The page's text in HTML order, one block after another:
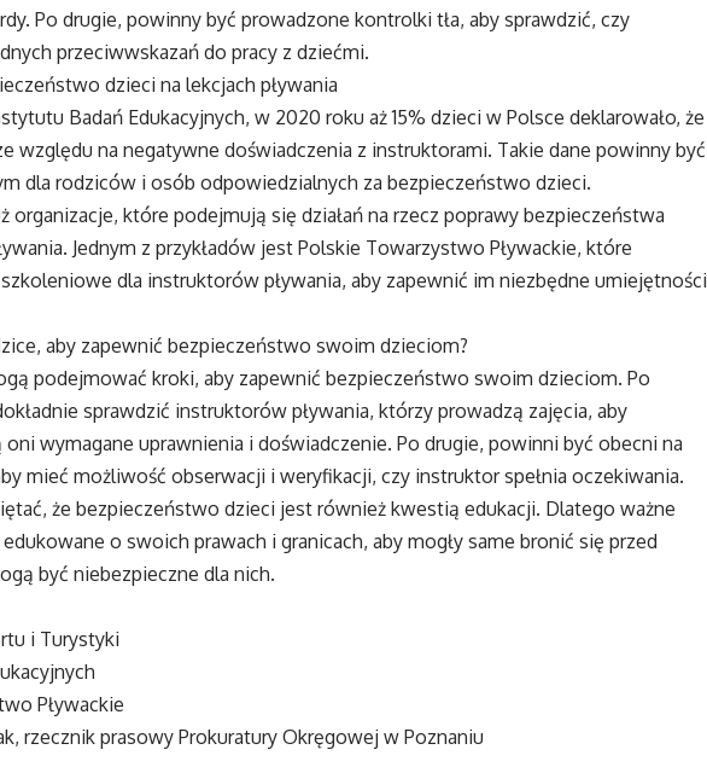
Po drugie, powinny być prowadzone kontrolki tła, aby sprawdzić, czy
przeciwwskazań do pracy z dziećmi.
dzieci na lekcjach pływania
Badań Edukacyjnych, w 2020 roku aż 15% dzieci w Polsce deklarowało, że
względu na negatywne doświadczenia z instruktorami. Takie dane powinny być
dla rodziców i osób odpowiedzialnych za bezpieczeństwo dzieci.
organizacje, które podejmują się działań na rzecz poprawy bezpieczeństwa
Jednym z przykładów jest Polskie Towarzystwo Pływackie, które
dla instruktorów pływania, aby zapewnić im niezbędne umiejętności
aby zapewnić bezpieczeństwo swoim dzieciom?
podejmować kroki, aby zapewnić bezpieczeństwo swoim dzieciom. Po
sprawdzić instruktorów pływania, którzy prowadzą zajęcia, aby
oni wymagane uprawnienia i doświadczenie. Po drugie, powinni być obecni na
mieć możliwość obserwacji i weryfikacji, czy instruktor spełnia oczekiwania.
że bezpieczeństwo dzieci jest również kwestią edukacji. Dlatego ważne
o swoich prawach i granicach, aby mogły same bronić się przed
być niebezpieczne dla nich.
i Turystyki
Pływackie
rzecznik prasowy Prokuratury Okręgowej w Poznaniu